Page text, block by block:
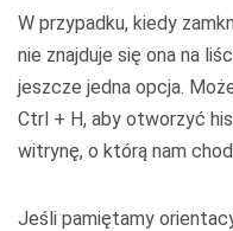
W przypadku, kiedy
nie znajduje się ona na
jeszcze jedna opcja.
Ctrl + H, aby otworzyć
witrynę, o którą nam
Jeśli pamiętamy